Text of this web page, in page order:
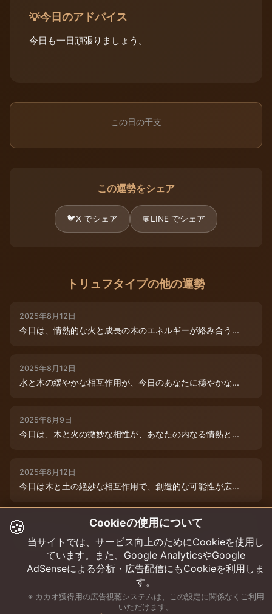
💡今日のアドバイス
今日も一日頑張りましょう。
この日の干支
この運勢をシェア
🐦X でシェア 💬LINE でシェア
トリュフタイプの他の運勢
2025年8月12日
今日は、情熱的な火と成長の木のエネルギーが絡み合う...
2025年8月12日
水と木の緩やかな相互作用が、今日のあなたに穏やかな...
2025年8月9日
今日は、木と火の微妙な相性が、あなたの内なる情熱と...
2025年8月12日
今日は木と土の絶妙な相互作用で、創造的な可能性が広...
2025年8月12日
今日は、燃えるような情熱と成長のエネルギーに満ちた...
🍪 Cookieの使用について
当サイトでは、サービス向上のためにCookieを使用し
ています。また、Google AnalyticsやGoogle
AdSenseによる分析・広告配信にもCookieを利用しま
す。
※ カカオ獲得用の広告視聴システムは、この設定に関係なくご利用
いただけます。